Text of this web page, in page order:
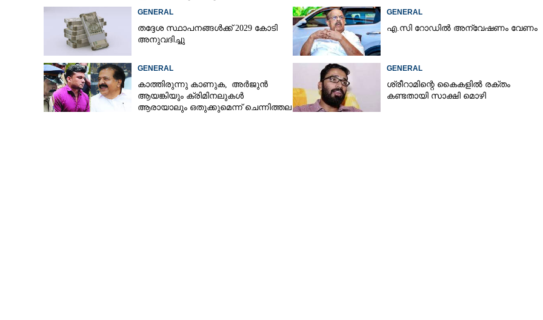
GENERAL
തദ്ദേശ സ്ഥാപനങ്ങൾക്ക് 2029 കോടി
അനുവദിച്ചു
GENERAL
എ.സി റോഡിൽ അന്വേഷണം വേണം
GENERAL
കാത്തിരുന്നു കാണുക,​ അർജുൻ
ആയങ്കിയും ക്രിമിനലുകൾ
ആരായാലും ഒതുക്കുമെന്ന് ചെന്നിത്തല
GENERAL
ശ്രീറാമിന്റെ കൈകളിൽ രക്തം
കണ്ടതായി സാക്ഷി മൊഴി